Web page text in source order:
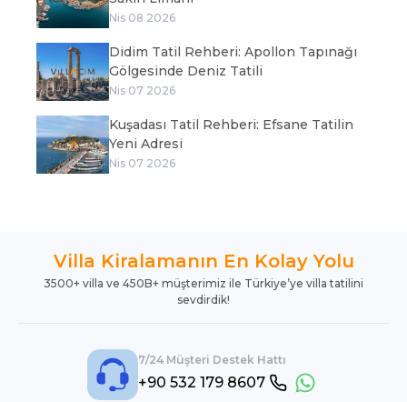
Nis 08 2026
Didim Tatil Rehberi: Apollon Tapınağı
Gölgesinde Deniz Tatili
Nis 07 2026
Kuşadası Tatil Rehberi: Efsane Tatilin
Yeni Adresi
Nis 07 2026
Villa Kiralamanın En Kolay Yolu
3500+ villa ve 450B+ müşterimiz ile Türkiye’ye villa tatilini
sevdirdik!
7/24 Müşteri Destek Hattı
+90 532 179 8607